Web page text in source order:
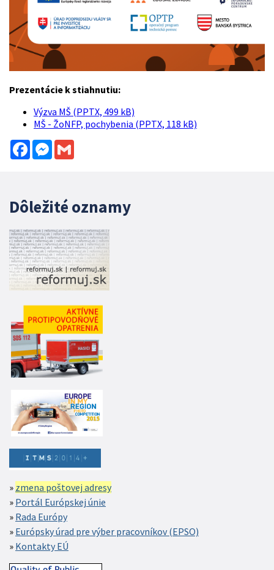
Prezentácie k stiahnutiu:
Výzva MŠ (PPTX, 499 kB)
MŠ - ŽoNFP, pochybenia (PPTX, 118 kB)
FacebookMessenger
Dôležité oznamy
zmena poštovej adresy
Portál Európskej únie
Rada Európy
Európsky úrad pre výber pracovníkov (EPSO)
Kontakty EÚ